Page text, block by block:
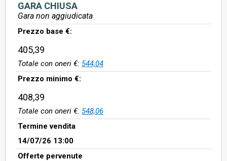
GARA CHIUSA
Gara non aggiudicata
Prezzo base €:
405,39
Totale con oneri €: 544,04
Prezzo minimo €:
408,39
Totale con oneri €: 548,06
Termine vendita
14/07/26 13:00
Offerte pervenute